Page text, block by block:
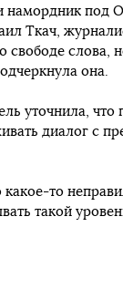
намордник под
Ткач,
свободе слова,
она.
уточнила, что
диалог с
то
такой